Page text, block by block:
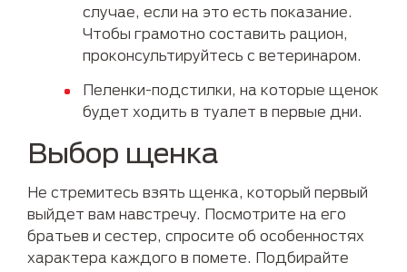
случае, если на это есть показание.
Чтобы грамотно составить рацион,
проконсультируйтесь с ветеринаром.
Пеленки-подстилки, на которые щенок
будет ходить в туалет в первые дни.
Выбор щенка
Не стремитесь взять щенка, который первый
выйдет вам навстречу. Посмотрите на его
братьев и сестер, спросите об особенностях
характера каждого в помете. Подбирайте